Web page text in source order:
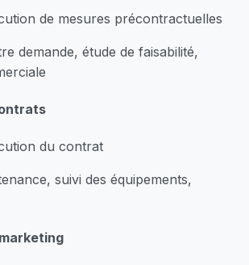
de mesures précontractuelles
demande, étude de faisabilité,
du contrat
suivi des équipements,